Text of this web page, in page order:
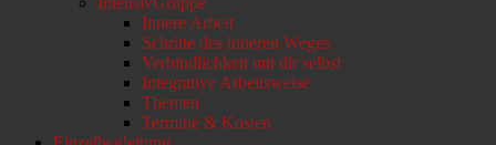
Innere Arbeit
Schritte des inneren Weges
Verbindlichkeit mit dir selbst
Integrative Arbeitsweise
Themen
Termine & Kosten